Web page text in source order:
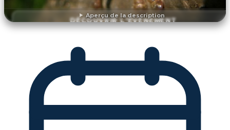
Aperçu de la description
DÉCOUVRIR L'ÉVÉNEMENT